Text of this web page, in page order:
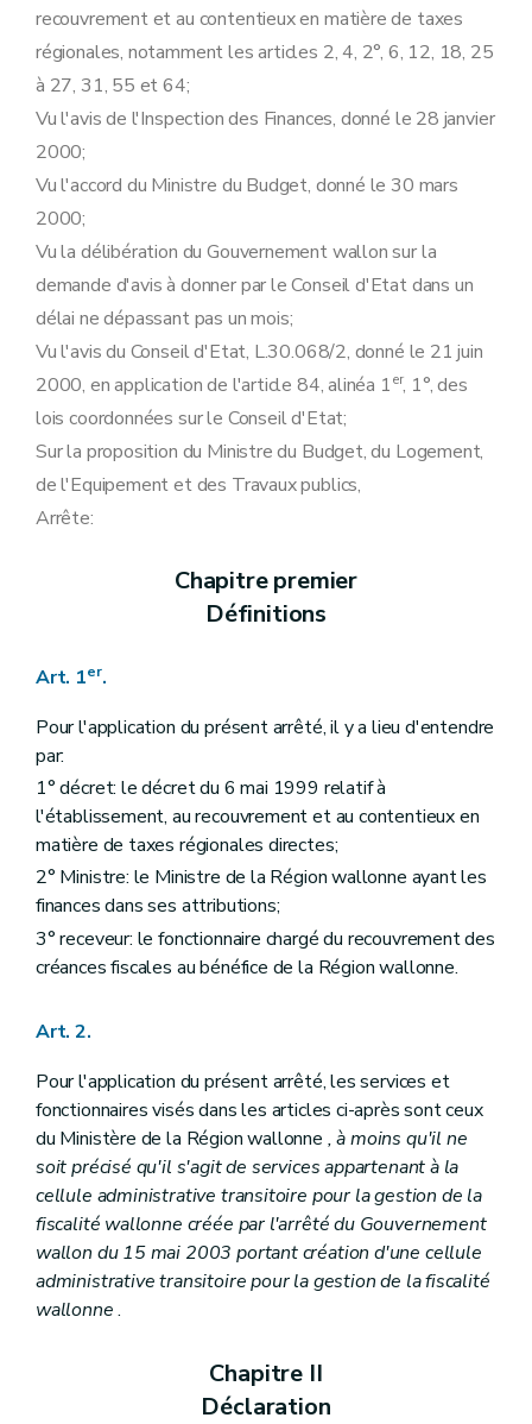
Art. 13
Art. 14
Art. 16
Art. 17
Art. 19
Chapitre VII Recouvrement
Art. 21
Section 2
Effet du recours sur le recouvrement
Art. 22
Chapitre VIII Sanctions administratives
Art.22bis
Art.22bis
Art. 23
Chapitre IX
Dispositions modificatives et abrogatoires
Art. 24
Art. 25
Art. 26
Chapitre X
Disposition finale
Art. 27
recouvrement et au contentieux en matière de taxes
régionales, notamment les articles 2, 4, 2°, 6, 12, 18, 25
à 27, 31, 55 et 64;
Vu l'avis de l'Inspection des Finances, donné le 28 janvier
2000;
Vu l'accord du Ministre du Budget, donné le 30 mars
2000;
Vu la délibération du Gouvernement wallon sur la
demande d'avis à donner par le Conseil d'Etat dans un
délai ne dépassant pas un mois;
Vu l'avis du Conseil d'Etat, L.30.068/2, donné le 21 juin
2000, en application de l'article 84, alinéa 1er, 1°, des
lois coordonnées sur le Conseil d'Etat;
Sur la proposition du Ministre du Budget, du Logement,
de l'Equipement et des Travaux publics,
Arrête:
Chapitre premier
Définitions
Art. 1er.
Pour l'application du présent arrêté, il y a lieu d'entendre
par:
1° décret: le décret du 6 mai 1999 relatif à
l'établissement, au recouvrement et au contentieux en
matière de taxes régionales directes;
2° Ministre: le Ministre de la Région wallonne ayant les
finances dans ses attributions;
3° receveur: le fonctionnaire chargé du recouvrement des
créances fiscales au bénéfice de la Région wallonne.
Art. 2.
Pour l'application du présent arrêté, les services et
fonctionnaires visés dans les articles ci-après sont ceux
du Ministère de la Région wallonne , à moins qu'il ne
soit précisé qu'il s'agit de services appartenant à la
cellule administrative transitoire pour la gestion de la
fiscalité wallonne créée par l'arrêté du Gouvernement
wallon du 15 mai 2003 portant création d'une cellule
administrative transitoire pour la gestion de la fiscalité
wallonne.
Chapitre II
Déclaration